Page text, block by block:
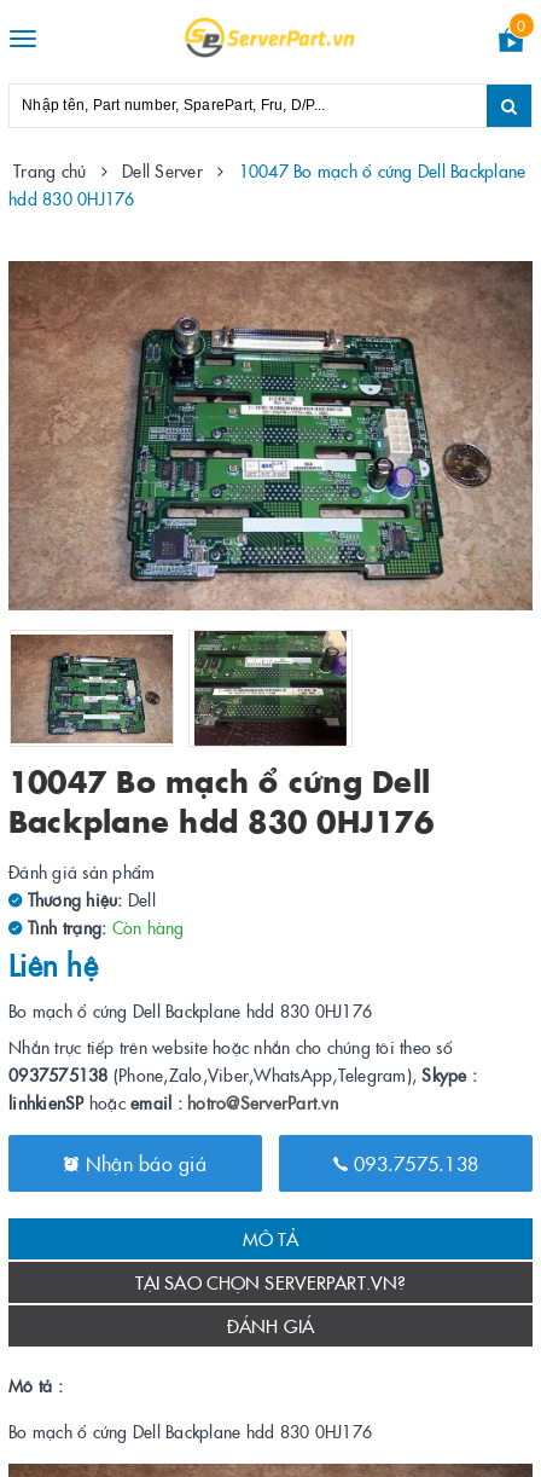
Toggle
0
Trang chủ Dell Server
10047 Bo mạch ổ cứng Dell Backplane
hdd 830 0HJ176
10047 Bo mạch ổ cứng Dell
Backplane hdd 830 0HJ176
Đánh giá sản phẩm
Thương hiệu: Dell
Tình trạng: Còn hàng
Liên hệ
Bo mạch ổ cứng Dell Backplane hdd 830 0HJ176
Nhắn trực tiếp trên website hoặc nhắn cho chúng tôi theo số
0937575138 (Phone,Zalo,Viber,WhatsApp,Telegram),Skype :
linhkienSPhoặc email : hotro@ServerPart.vn
Nhận báo giá 093.7575.138
MÔ TẢ
TẠI SAO CHỌN SERVERPART.VN?
ĐÁNH GIÁ
Mô tả :
Bo mạch ổ cứng Dell Backplane hdd 830 0HJ176